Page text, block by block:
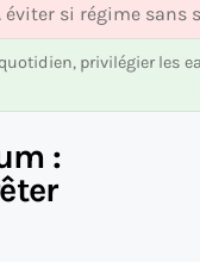
éviter si régime sans
privilégier les
: